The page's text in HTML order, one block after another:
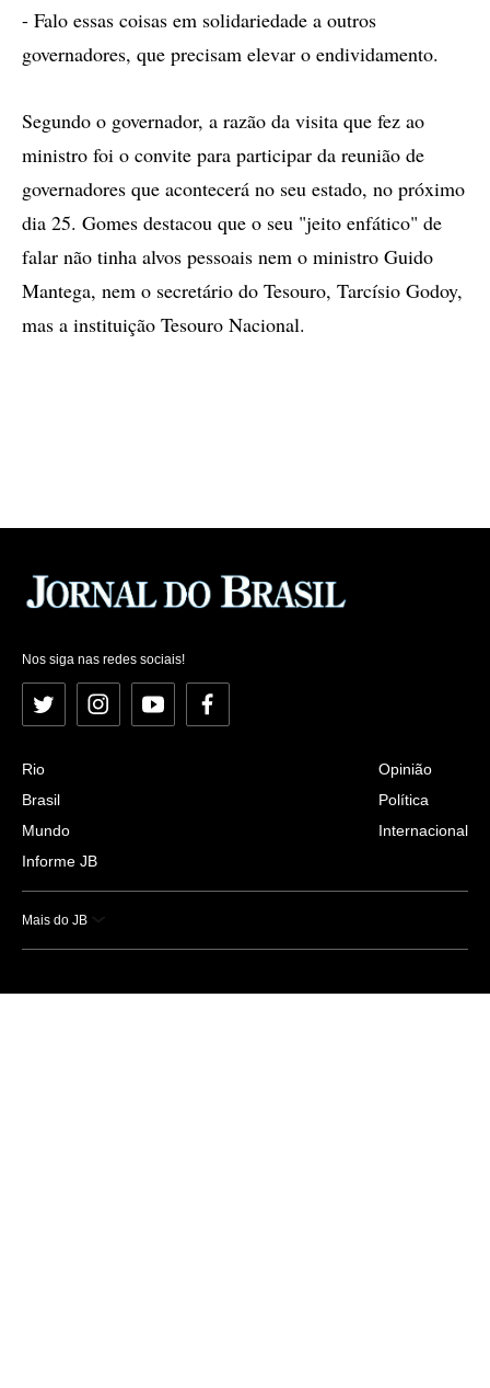
- Falo essas coisas em solidariedade a outros
governadores, que precisam elevar o endividamento.
Segundo o governador, a razão da visita que fez ao
ministro foi o convite para participar da reunião de
governadores que acontecerá no seu estado, no próximo
dia 25. Gomes destacou que o seu "jeito enfático" de
falar não tinha alvos pessoais nem o ministro Guido
Mantega, nem o secretário do Tesouro, Tarcísio Godoy,
mas a instituição Tesouro Nacional.
Nos siga nas redes sociais!
Twitter InstagramYouTubeFacebook
Rio
Brasil
Mundo
Informe JB
Opinião
Política
Internacional
Mais do JB
Esportes